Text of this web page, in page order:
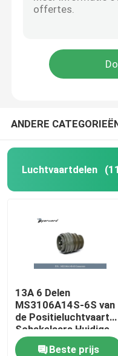
De Module van de
PTZ-
Elektrische
CJ-6 Avation
Anti-dronesystemen
ANDERE
Luchtvaartdelen
13A 6 Delen
MS3106A14S-6S van
de Positieluchtvaart
Schakelaars Huidige
Classificatie 13A
Beste prijs